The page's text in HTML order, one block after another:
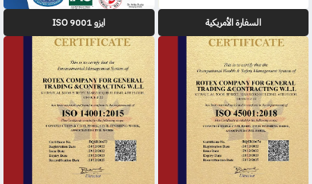
السفارة الأمريكية ايزو 9001 ISO